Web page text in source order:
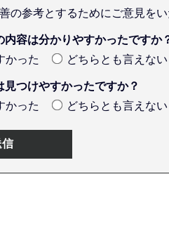
の参考とするためにご意見をい
内容は分かりやすかったですか
かった
どちらとも言えない
見つけやすかったですか？
かった
どちらとも言えない